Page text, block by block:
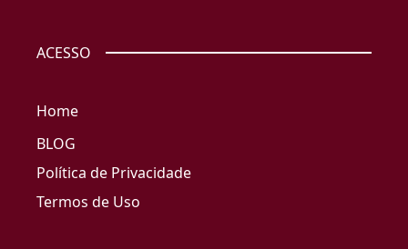
ACESSO
Home
BLOG
Política de Privacidade
Termos de Uso